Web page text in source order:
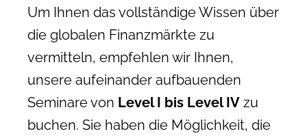
Um Ihnen das vollständige Wissen über
die globalen Finanzmärkte zu
vermitteln, empfehlen wir Ihnen,
unsere aufeinander aufbauenden
Seminare von Level I bis Level IV zu
buchen. Sie haben die Möglichkeit, die